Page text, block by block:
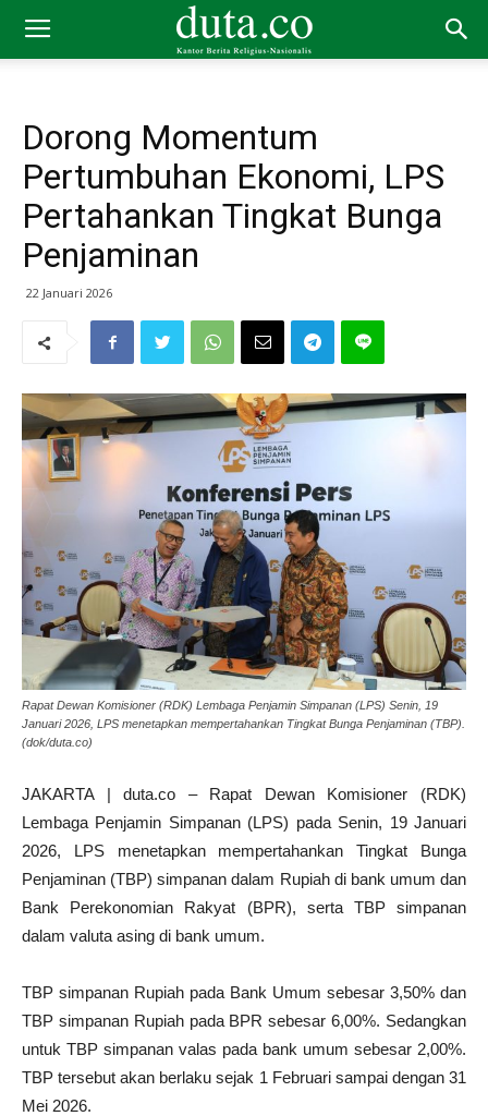
Dorong Momentum
Pertumbuhan Ekonomi, LPS
Pertahankan Tingkat Bunga
Penjaminan
22 Januari 2026
Rapat Dewan Komisioner (RDK) Lembaga Penjamin Simpanan (LPS) Senin, 19
Januari 2026, LPS menetapkan mempertahankan Tingkat Bunga Penjaminan (TBP).
(dok/duta.co)
JAKARTA | duta.co – Rapat Dewan Komisioner (RDK)
Lembaga Penjamin Simpanan (LPS) pada Senin, 19 Januari
2026, LPS menetapkan mempertahankan Tingkat Bunga
Penjaminan (TBP) simpanan dalam Rupiah di bank umum dan
Bank Perekonomian Rakyat (BPR), serta TBP simpanan
dalam valuta asing di bank umum.
TBP simpanan Rupiah pada Bank Umum sebesar 3,50% dan
TBP simpanan Rupiah pada BPR sebesar 6,00%. Sedangkan
untuk TBP simpanan valas pada bank umum sebesar 2,00%.
TBP tersebut akan berlaku sejak 1 Februari sampai dengan 31
Mei 2026.